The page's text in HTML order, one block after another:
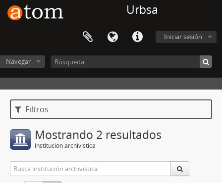
Urbsa
Iniciar sesión
Navegar
Filtros
Mostrando 2 resultados
Institución archivística